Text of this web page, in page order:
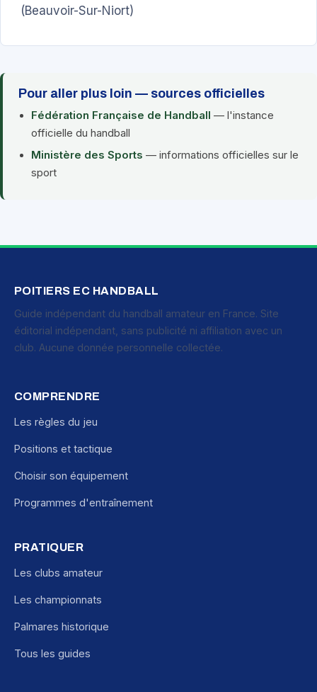
(Beauvoir-Sur-Niort)
Pour aller plus loin — sources officielles
Fédération Française de Handball — l'instance
officielle du handball
Ministère des Sports — informations officielles sur le
sport
POITIERS EC HANDBALL
Guide indépendant du handball amateur en France. Site
éditorial indépendant, sans publicité ni affiliation avec un
club. Aucune donnée personnelle collectée.
COMPRENDRE
Les règles du jeu
Positions et tactique
Choisir son équipement
Programmes d'entraînement
PRATIQUER
Les clubs amateur
Les championnats
Palmares historique
Tous les guides